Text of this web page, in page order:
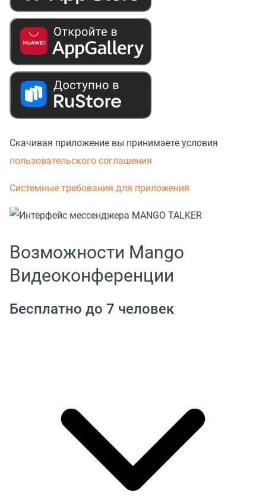
Скачивая приложение вы принимаете условия
пользовательского соглашения
Системные требования для приложения
Возможности Mango
Видеоконференции
Бесплатно до 7 человек